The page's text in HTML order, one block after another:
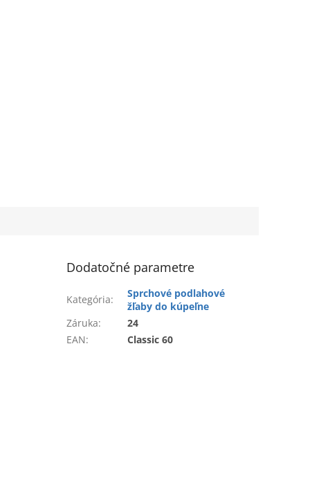
Dodatočné parametre
Kategória:
Sprchové podlahové
žľaby do kúpeľne
Záruka:
24
EAN: Classic 60